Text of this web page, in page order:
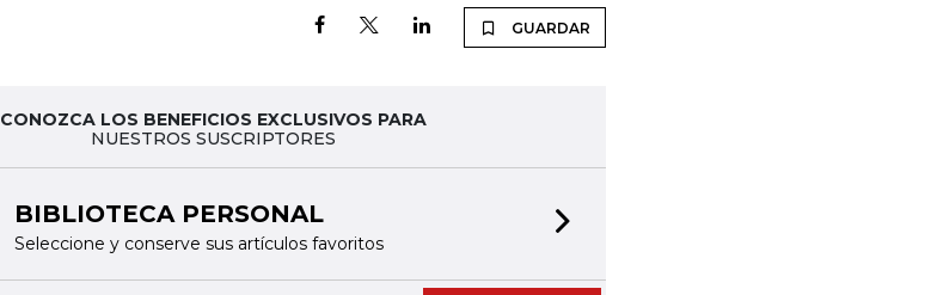
GUARDAR
CONOZCA LOS BENEFICIOS EXCLUSIVOS PARA
NUESTROS SUSCRIPTORES
BIBLIOTECA PERSONAL
Seleccione y conserve sus artículos favoritos